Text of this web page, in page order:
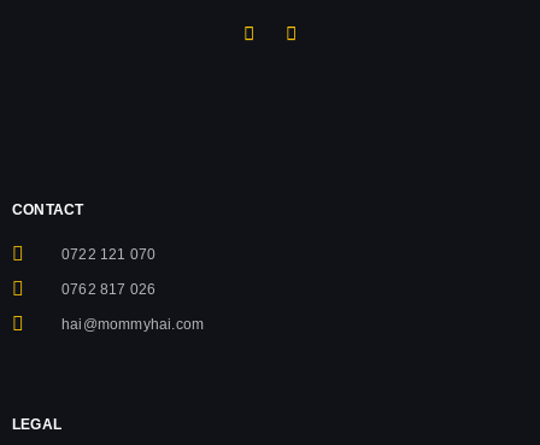
CONTACT
0722 121 070
0762 817 026
hai@mommyhai.com
LEGAL